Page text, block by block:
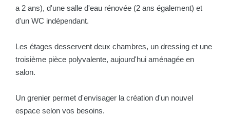
a 2 ans), d'une salle d'eau rénovée (2 ans également) et
d'un WC indépendant.
Les étages desservent deux chambres, un dressing et une
troisième pièce polyvalente, aujourd'hui aménagée en
salon.
Un grenier permet d'envisager la création d'un nouvel
espace selon vos besoins.